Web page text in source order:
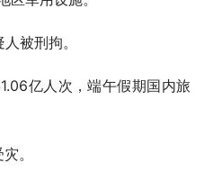
被刑拘。
亿人次，端午假期国内旅
。